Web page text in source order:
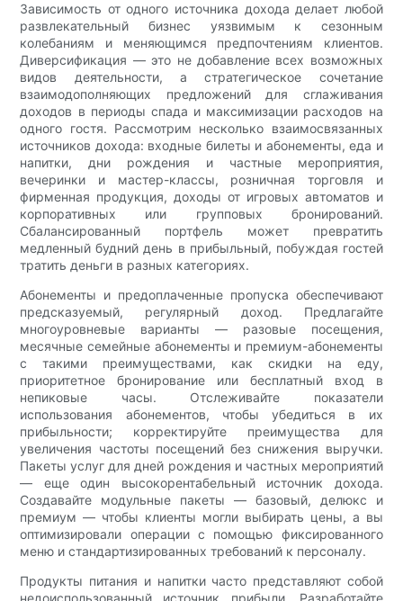
Зависимость от одного источника дохода делает любой
развлекательный бизнес уязвимым к сезонным
колебаниям и меняющимся предпочтениям клиентов.
Диверсификация — это не добавление всех возможных
видов деятельности, а стратегическое сочетание
взаимодополняющих предложений для сглаживания
доходов в периоды спада и максимизации расходов на
одного гостя. Рассмотрим несколько взаимосвязанных
источников дохода: входные билеты и абонементы, еда и
напитки, дни рождения и частные мероприятия,
вечеринки и мастер-классы, розничная торговля и
фирменная продукция, доходы от игровых автоматов и
корпоративных или групповых бронирований.
Сбалансированный портфель может превратить
медленный будний день в прибыльный, побуждая гостей
тратить деньги в разных категориях.
Абонементы и предоплаченные пропуска обеспечивают
предсказуемый, регулярный доход. Предлагайте
многоуровневые варианты — разовые посещения,
месячные семейные абонементы и премиум-абонементы
с такими преимуществами, как скидки на еду,
приоритетное бронирование или бесплатный вход в
непиковые часы. Отслеживайте показатели
использования абонементов, чтобы убедиться в их
прибыльности; корректируйте преимущества для
увеличения частоты посещений без снижения выручки.
Пакеты услуг для дней рождения и частных мероприятий
— еще один высокорентабельный источник дохода.
Создавайте модульные пакеты — базовый, делюкс и
премиум — чтобы клиенты могли выбирать цены, а вы
оптимизировали операции с помощью фиксированного
меню и стандартизированных требований к персоналу.
Продукты питания и напитки часто представляют собой